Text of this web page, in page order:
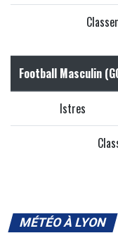
Football Masculin
Istres
MÉTÉO À LYON